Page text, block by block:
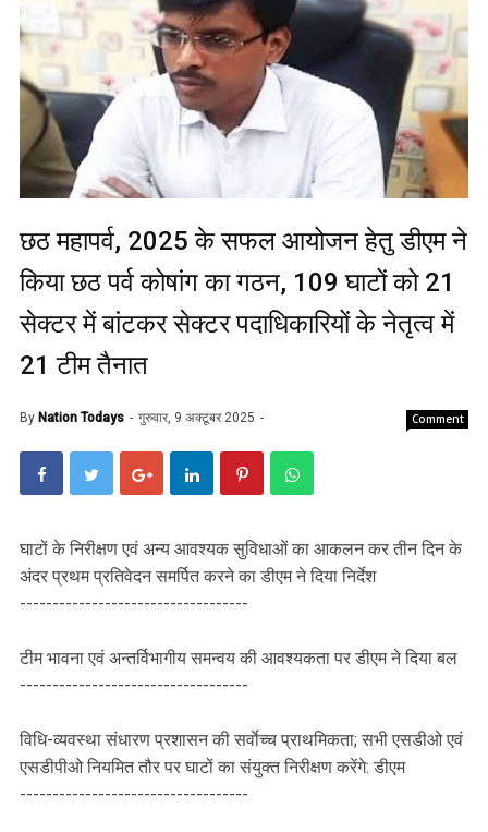
छठ महापर्व, 2025 के सफल आयोजन हेतु डीएम ने
किया छठ पर्व कोषांग का गठन, 109 घाटों को 21
सेक्टर में बांटकर सेक्टर पदाधिकारियों के नेतृत्व में
21 टीम तैनात
By Nation Todays गुरुवार, 9 अक्टूबर 2025 Comment
घाटों के निरीक्षण एवं अन्य आवश्यक सुविधाओं का आकलन कर तीन दिन के
अंदर प्रथम प्रतिवेदन समर्पित करने का डीएम ने दिया निर्देश
-----------------------------------
टीम भावना एवं अन्तर्विभागीय समन्वय की आवश्यकता पर डीएम ने दिया बल
-----------------------------------
विधि-व्यवस्था संधारण प्रशासन की सर्वाेच्च प्राथमिकता; सभी एसडीओ एवं
एसडीपीओ नियमित तौर पर घाटों का संयुक्त निरीक्षण करेंगे: डीएम
-----------------------------------